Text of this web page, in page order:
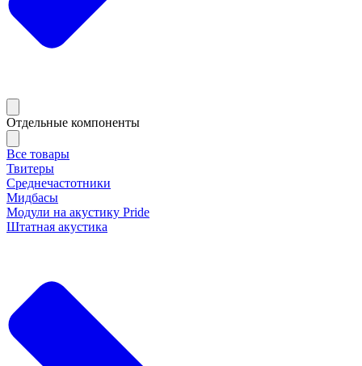
Отдельные компоненты
Все товары
Твитеры
Среднечастотники
Мидбасы
Модули на акустику Pride
Штатная акустика